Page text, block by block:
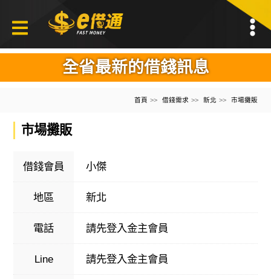
全省最新的借錢訊息
首頁 借錢需求 新北 市場攤販
市場攤販
借錢會員 小傑
地區 新北
電話 請先登入金主會員
Line 請先登入金主會員